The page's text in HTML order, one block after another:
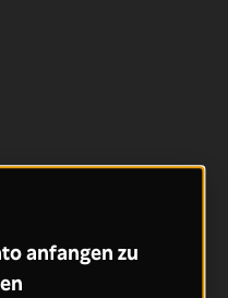
anfangen zu